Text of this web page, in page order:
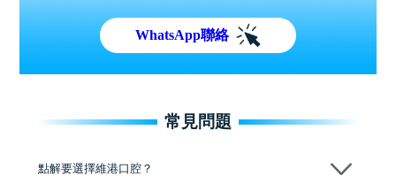
WhatsApp聯絡
常見問題
點解要選擇維港口腔？